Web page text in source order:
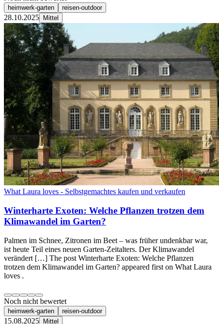
heimwerk-garten reisen-outdoor
28.10.2025 Mittel
What Laura loves - Selbstgemachtes kaufen und verkaufen
Winterharte Exoten: Welche Pflanzen trotzen dem
Klimawandel im Garten?
Palmen im Schnee, Zitronen im Beet – was früher undenkbar war,
ist heute Teil eines neuen Garten-Zeitalters. Der Klimawandel
verändert […] The post Winterharte Exoten: Welche Pflanzen
trotzen dem Klimawandel im Garten? appeared first on What Laura
loves .
Noch nicht bewertet
heimwerk-garten reisen-outdoor
15.08.2025 Mittel